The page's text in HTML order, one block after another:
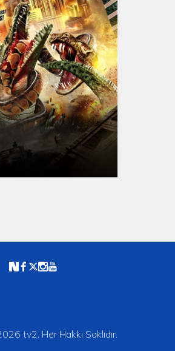
tv2. Her Hakkı Saklıdır.